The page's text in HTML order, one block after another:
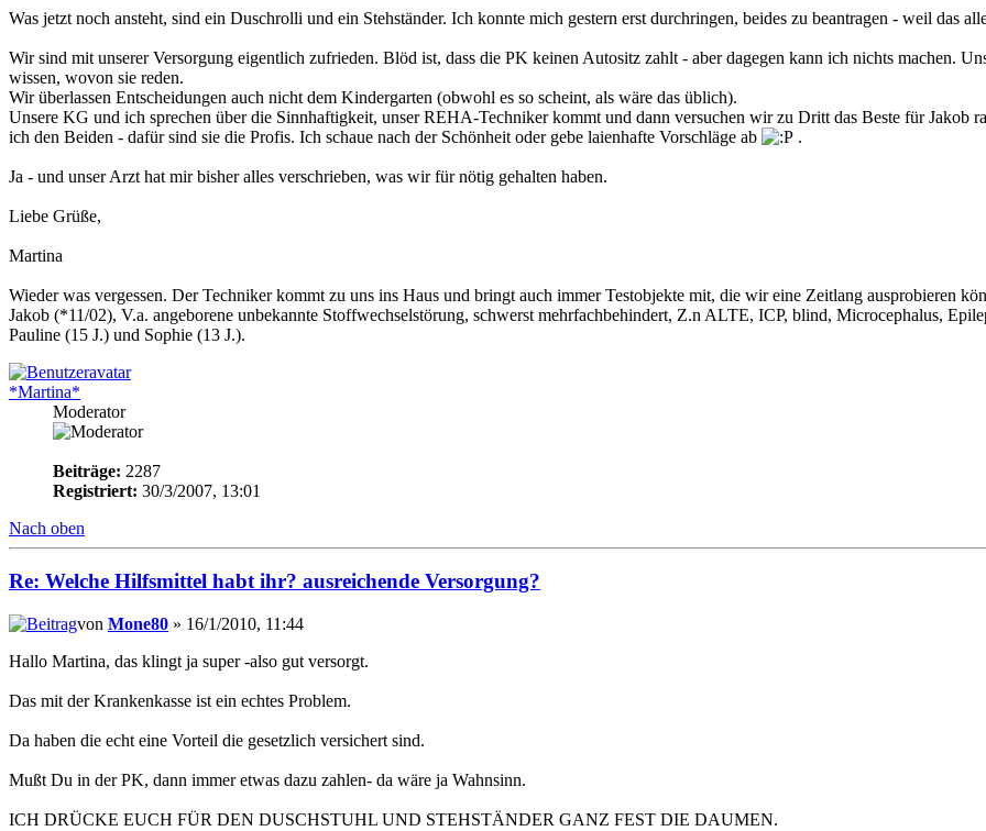
Was jetzt noch ansteht, sind ein Duschrolli und ein Stehständer. Ich konnte mich gestern erst durchringen, beides zu beantragen - weil das
Wir sind mit unserer Versorgung eigentlich zufrieden. Blöd ist, dass die PK keinen Autositz zahlt - aber dagegen kann ich nichts machen.
wissen, wovon sie reden.
Wir überlassen Entscheidungen auch nicht dem Kindergarten (obwohl es so scheint, als wäre das üblich).
Unsere KG und ich sprechen über die Sinnhaftigkeit, unser REHA-Techniker kommt und dann versuchen wir zu Dritt das Beste für Jakob
ich den Beiden - dafür sind sie die Profis. Ich schaue nach der Schönheit oder gebe laienhafte Vorschläge ab
.
Ja - und unser Arzt hat mir bisher alles verschrieben, was wir für nötig gehalten haben.
Liebe Grüße,
Martina
Wieder was vergessen. Der Techniker kommt zu uns ins Haus und bringt auch immer Testobjekte mit, die wir eine Zeitlang ausprobieren
Jakob (*11/02), V.a. angeborene unbekannte Stoffwechselstörung, schwerst mehrfachbehindert, Z.n ALTE, ICP, blind, Microcephalus,
Pauline (15 J.) und Sophie (13 J.).
*Martina*
Moderator
Beiträge: 2287
Registriert: 30/3/2007, 13:01
Nach oben
Re: Welche Hilfsmittel habt ihr? ausreichende Versorgung?
von Mone80 » 16/1/2010, 11:44
Hallo Martina, das klingt ja super -also gut versorgt.
Das mit der Krankenkasse ist ein echtes Problem.
Da haben die echt eine Vorteil die gesetzlich versichert sind.
Mußt Du in der PK, dann immer etwas dazu zahlen- da wäre ja Wahnsinn.
ICH DRÜCKE EUCH FÜR DEN DUSCHSTUHL UND STEHSTÄNDER GANZ FEST DIE DAUMEN.